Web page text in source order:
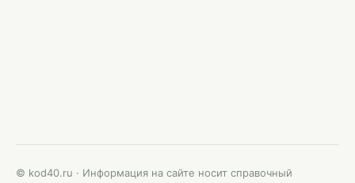
© kod40.ru · Информация на сайте носит справочный